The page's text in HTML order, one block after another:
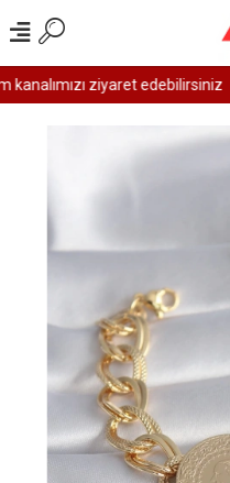
ziyaret edebilirsiniz